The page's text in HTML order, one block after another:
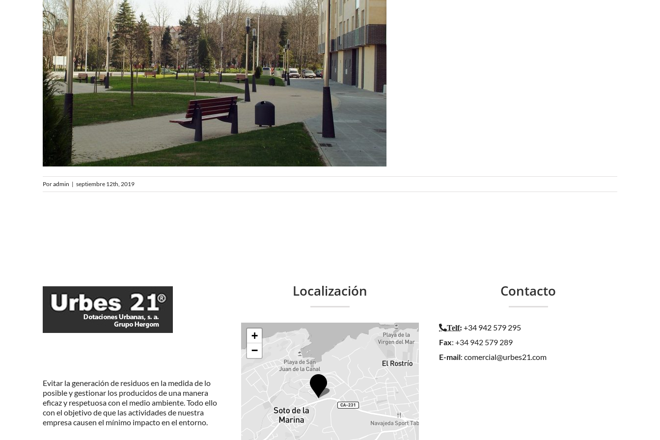
Poradmin | septiembre 12th, 2019
Evitar la generación de residuos en la medida de lo
posible y gestionar los producidos de una manera
eficaz y respetuosa con el medio ambiente. Todo ello
con el objetivo de que las actividades de nuestra
empresa causen el mínimo impacto en el entorno.
Localización
+
−
Contacto
Telf: +34 942 579 295
Fax: +34 942 579 289
E-mail:comercial@urbes21.com